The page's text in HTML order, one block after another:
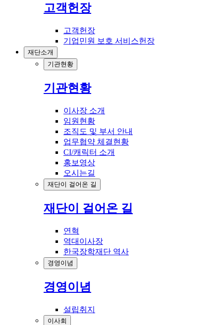
고객헌장
고객헌장
기업민원 보호 서비스헌장
재단소개
기관현황
기관현황
이사장 소개
임원현황
조직도 및 부서 안내
업무협약 체결현황
CI/캐릭터 소개
홍보영상
오시는길
재단이 걸어온 길
재단이 걸어온 길
연혁
역대이사장
한국장학재단 역사
경영이념
경영이념
설립취지
이사회